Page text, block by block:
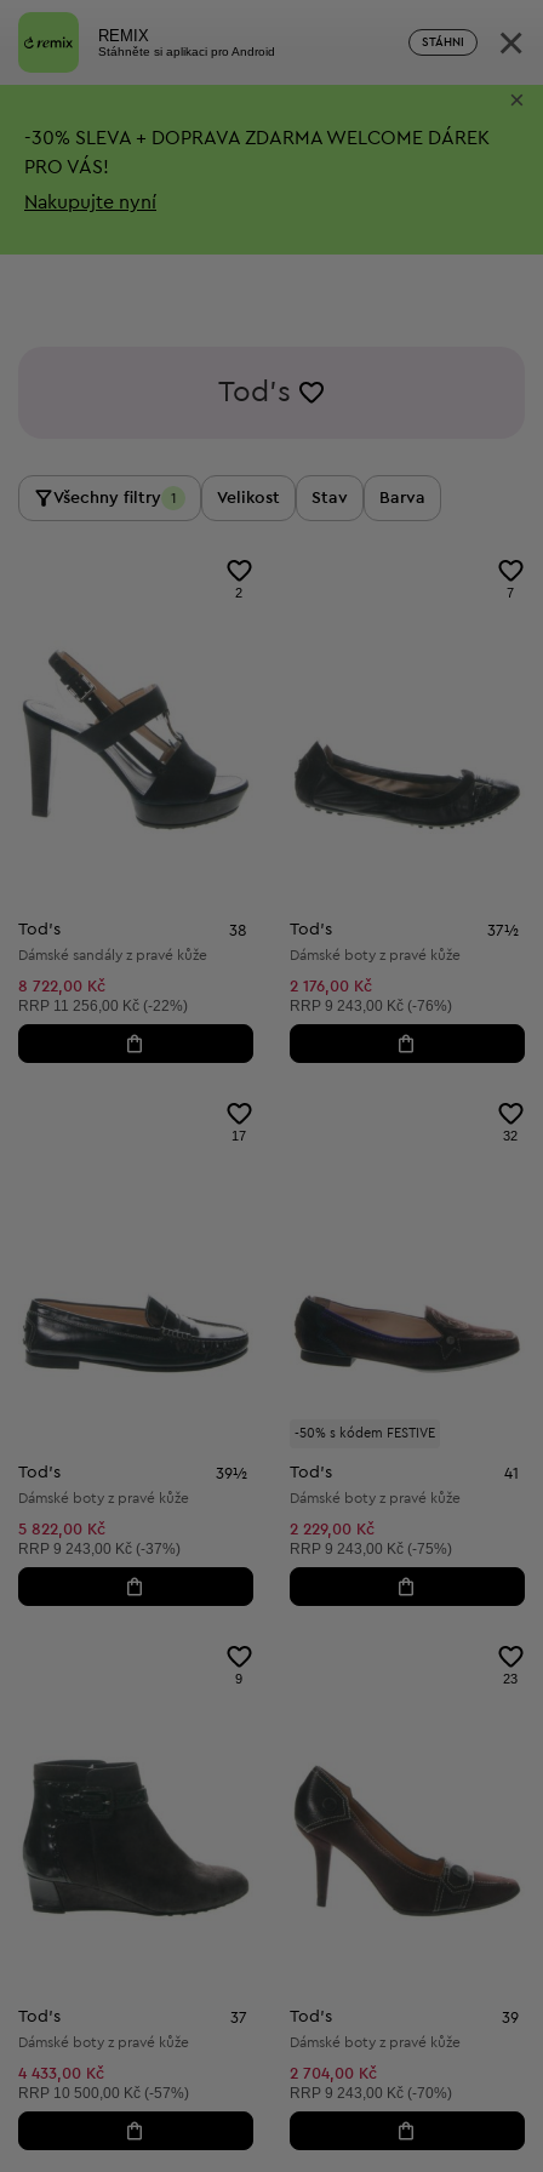
REMIX
Stáhněte si aplikaci pro Android
STÁHNI ×
-30% SLEVA + DOPRAVA ZDARMA WELCOME DÁREK
PRO VÁS!
Nakupujte nyní
×
Tod's
Všechny filtry 1 Velikost Stav Barva
2
Tod's 38
Dámské sandály z pravé kůže
8 722,00 Kč
Doporučená cena:
RRP 11 256,00 Kč (-22%)
7
Tod's 37½
Dámské boty z pravé kůže
2 176,00 Kč
Doporučená cena:
RRP 9 243,00 Kč (-76%)
17
Tod's 39½
Dámské boty z pravé kůže
5 822,00 Kč
Doporučená cena:
RRP 9 243,00 Kč (-37%)
-50% s kódem FESTIVE
32
Tod's 41
Dámské boty z pravé kůže
2 229,00 Kč
Doporučená cena:
RRP 9 243,00 Kč (-75%)
9
Tod's 37
Dámské boty z pravé kůže
4 433,00 Kč
Doporučená cena:
RRP 10 500,00 Kč (-57%)
23
Tod's 39
Dámské boty z pravé kůže
2 704,00 Kč
Doporučená cena:
RRP 9 243,00 Kč (-70%)